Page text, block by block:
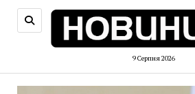
9 Серпня 2026